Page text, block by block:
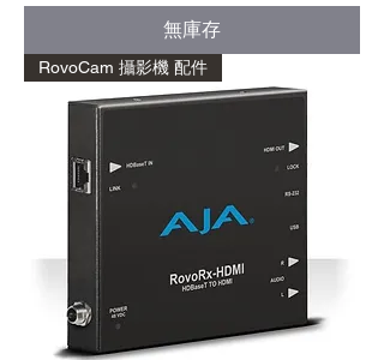
無庫存
RovoCam 攝影機 配件